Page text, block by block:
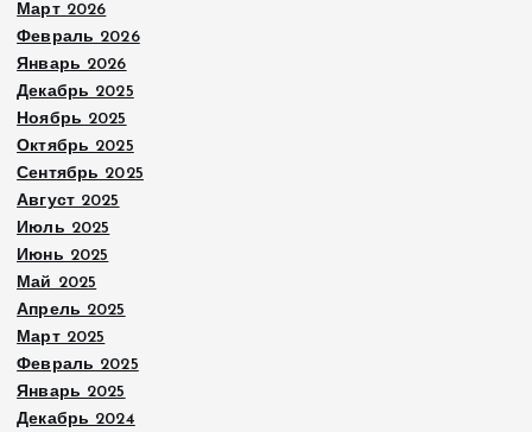
Март 2026
Февраль 2026
Январь 2026
Декабрь 2025
Ноябрь 2025
Октябрь 2025
Сентябрь 2025
Август 2025
Июль 2025
Июнь 2025
Май 2025
Апрель 2025
Март 2025
Февраль 2025
Январь 2025
Декабрь 2024